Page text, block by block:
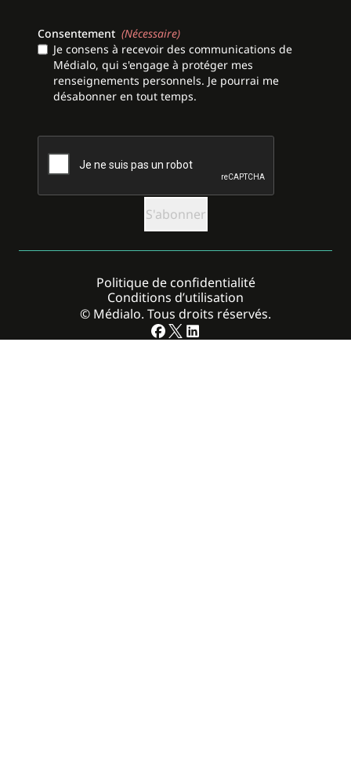
Consentement (Nécessaire)
Je consens à recevoir des communications de
Médialo, qui s'engage à protéger mes
renseignements personnels. Je pourrai me
désabonner en tout temps.
© Médialo. Tous droits réservés.
Politique de confidentialité
Conditions d’utilisation